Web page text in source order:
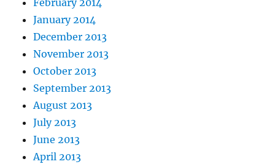
February 2014
January 2014
December 2013
November 2013
October 2013
September 2013
August 2013
July 2013
June 2013
April 2013